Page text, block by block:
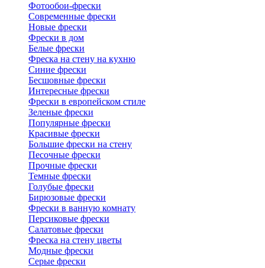
Фотообои-фрески
Современные фрески
Новые фрески
Фрески в дом
Белые фрески
Фреска на стену на кухню
Синие фрески
Бесшовные фрески
Интересные фрески
Фрески в европейском стиле
Зеленые фрески
Популярные фрески
Красивые фрески
Большие фрески на стену
Песочные фрески
Прочные фрески
Темные фрески
Голубые фрески
Бирюзовые фрески
Фрески в ванную комнату
Персиковые фрески
Салатовые фрески
Фреска на стену цветы
Модные фрески
Серые фрески